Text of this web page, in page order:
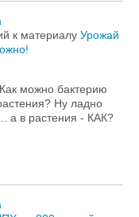
к материалу Урожай
можно бактерию
Ну ладно
а в растения - КАК?